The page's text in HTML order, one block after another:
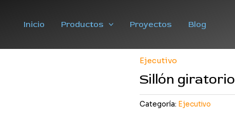
Inicio Productos Proyectos Blog
Ejecutivo
Sillón
Categoría: Ejecutivo